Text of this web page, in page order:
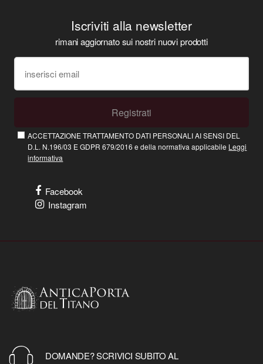
Iscriviti alla newsletter
rimani aggiornato sui nostri nuovi prodotti
Registrati
ACCETTAZIONE TRATTAMENTO DATI PERSONALI AI SENSI DEL
D.L. N.196/03 E GDPR 679/2016 e della normativa applicabile Leggi
informativa
Facebook
Instagram
DOMANDE? SCRIVICI SUBITO AL